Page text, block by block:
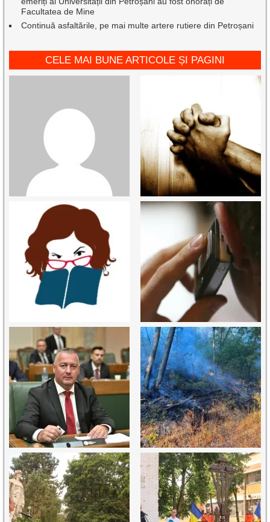
Facultatea de Mine
Continuă asfaltările, pe mai multe artere rutiere din Petroșani
CELE MAI BUNE ARTICOLE ȘI PAGINI